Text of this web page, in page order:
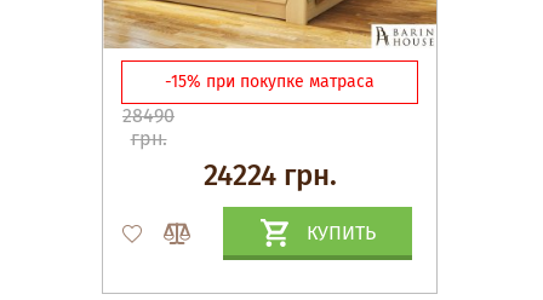
-15% при покупке матраса
28490
грн.
24224 грн.
КУПИТЬ